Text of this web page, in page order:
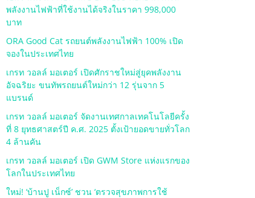
พลังงานไฟฟ้าที่ใช้งานได้จริงในราคา 998,000
บาท
ORA Good Cat รถยนต์พลังงานไฟฟ้า 100% เปิด
จองในประเทศไทย
เกรท วอลล์ มอเตอร์ เปิดศักราชใหม่สู่ยุคพลังงาน
อัจฉริยะ ขนทัพรถยนต์ใหม่กว่า 12 รุ่นจาก 5
แบรนด์
เกรท วอลล์ มอเตอร์ จัดงานเทศกาลเทคโนโลยีครั้ง
ที่ 8 ยุทธศาสตร์ปี ค.ศ. 2025 ตั้งเป้ายอดขายทั่วโลก
4 ล้านคัน
เกรท วอลล์ มอเตอร์ เปิด GWM Store แห่งแรกของ
โลกในประเทศไทย
ใหม่! ‘บ้านปู เน็กซ์’ ชวน ‘ตรวจสุขภาพการใช้